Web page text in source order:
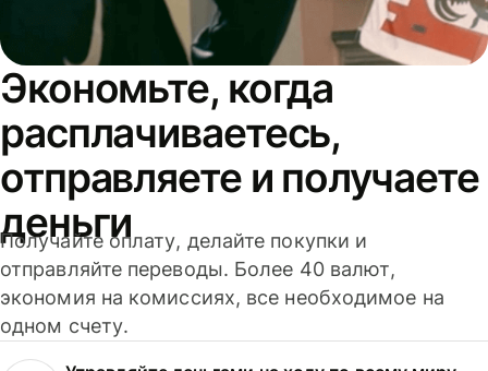
Экономьте, когда
расплачиваетесь,
отправляете и получаете
деньги
Получайте оплату, делайте покупки и
отправляйте переводы. Более 40 валют,
экономия на комиссиях, все необходимое на
одном счету.